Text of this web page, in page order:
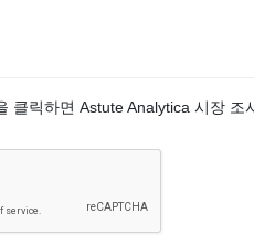
클릭하면 Astute Analytica 시장 조